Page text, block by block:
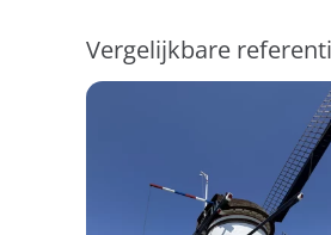
Vergelijkbare